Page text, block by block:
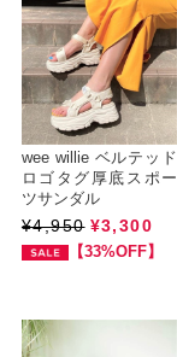
wee willie ベルテッド
ロゴタグ厚底スポー
ツサンダル
¥4,950 ¥3,300
【33%OFF】